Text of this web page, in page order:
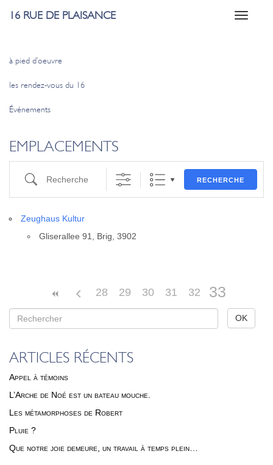
Toggle
16 RUE DE PLAISANCE
à pied d’oeuvre
les rendez-vous du 16
Événements
EMPLACEMENTS
Recherche
RECHERCHE
Zeu­ghaus Kul­tur
Gli­se­ral­lee 91, Brig, 3902
28 29 30 31 32 33
ARTICLES RÉCENTS
Appel à témoins
L’Arche de Noé est un bateau mouche.
Les métamorphoses de Robert
Pluie ?
Que notre joie demeure, un travail à temps plein…